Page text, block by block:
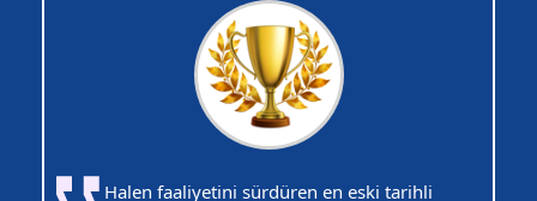
Halen faaliyetini sürdüren en eski tarihli